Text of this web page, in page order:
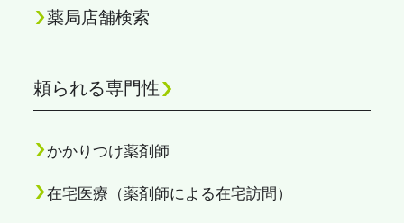
薬局店舗検索
頼られる専門性
かかりつけ薬剤師
在宅医療（薬剤師による在宅訪問）